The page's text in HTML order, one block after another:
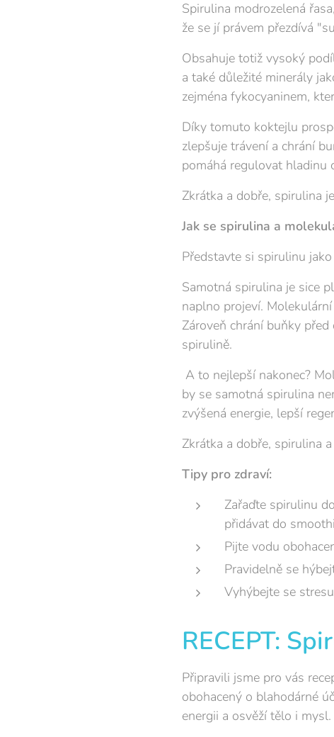
Spirulina modrozelená
že se jí právem přezdívá
Obsahuje totiž vysoký
a také důležité minerály
zejména fykocyaninem,
Díky tomuto koktejlu
zlepšuje trávení a chrání
pomáhá regulovat hladinu
Zkrátka a dobře, spirulina
Jak se spirulina a
Představte si spirulinu
Samotná spirulina je sice
naplno projeví.
Zároveň chrání buňky
spirulině.
A to nejlepší nakonec?
by se samotná spirulina
zvýšená energie, lepší
Zkrátka a dobře, spirulina
Tipy pro zdraví:
Zařaďte spirulinu
přidávat do
Pijte vodu
Pravidelně se
Vyhýbejte se
RECEPT:
Připravili jsme pro vás
obohacený o blahodárné
energii a osvěží tělo i mysl.